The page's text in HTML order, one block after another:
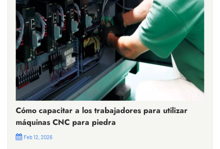
Cómo capacitar a los trabajadores para utilizar
máquinas CNC para piedra
Feb 12, 2026